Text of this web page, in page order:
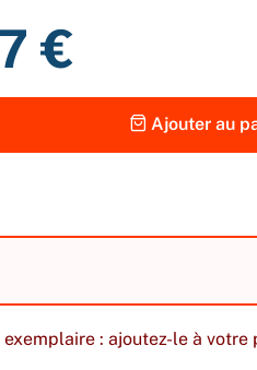
€
Ajouter au
exemplaire : ajoutez-le à